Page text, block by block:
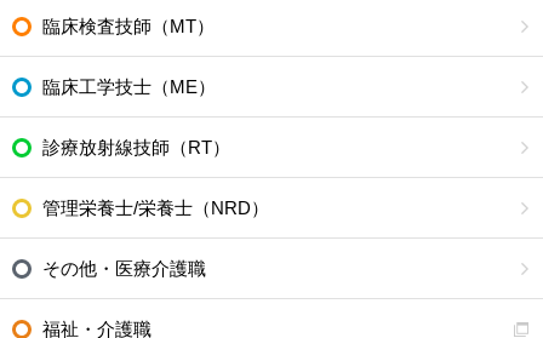
臨床検査技師（MT）
臨床工学技士（ME）
診療放射線技師（RT）
管理栄養士/栄養士（NRD）
その他・医療介護職
福祉・介護職